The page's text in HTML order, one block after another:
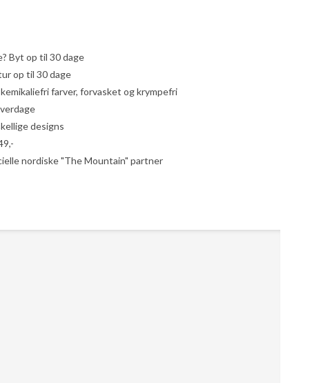
Byt op til 30 dage
op til 30 dage
farver, forvasket og krympefri
designs
nordiske "The Mountain" partner